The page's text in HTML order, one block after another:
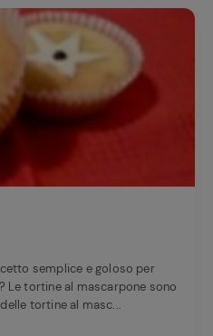
semplice e goloso per
Le tortine al mascarpone sono
tortine al masc...